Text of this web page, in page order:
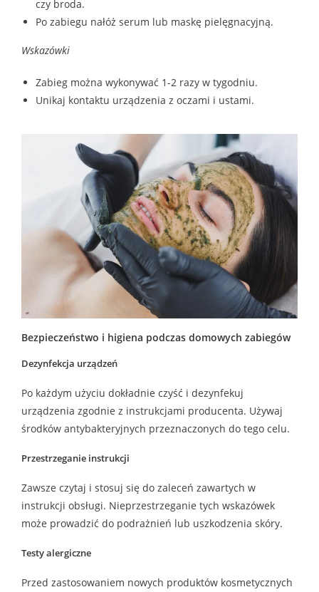
czy broda.
Po zabiegu nałóż serum lub maskę pielęgnacyjną.
Wskazówki
Zabieg można wykonywać 1-2 razy w tygodniu.
Unikaj kontaktu urządzenia z oczami i ustami.
Bezpieczeństwo i higiena podczas domowych zabiegów
Dezynfekcja urządzeń
Po każdym użyciu dokładnie czyść i dezynfekuj
urządzenia zgodnie z instrukcjami producenta. Używaj
środków antybakteryjnych przeznaczonych do tego celu.
Przestrzeganie instrukcji
Zawsze czytaj i stosuj się do zaleceń zawartych w
instrukcji obsługi. Nieprzestrzeganie tych wskazówek
może prowadzić do podrażnień lub uszkodzenia skóry.
Testy alergiczne
Przed zastosowaniem nowych produktów kosmetycznych